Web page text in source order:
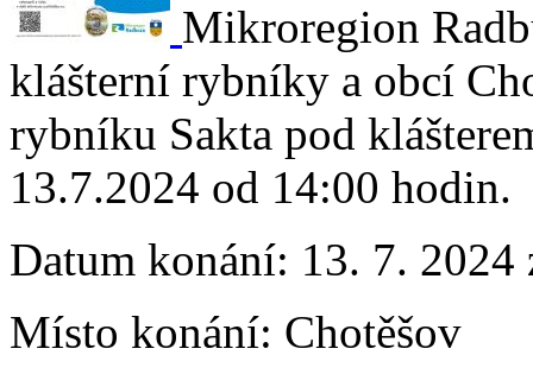
Mikroregion
klášterní rybníky a obcí
rybníku Sakta pod
13.7.2024 od 14:00 hodin.
Datum konání: 13. 7. 2024
Místo konání: Chotěšov